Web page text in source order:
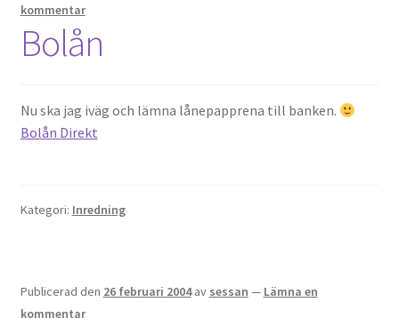
kommentar
Bolån
Nu ska jag iväg och lämna lånepapprena till banken.
Bolån Direkt
Kategori: Inredning
Publicerad den 26 februari 2004 av sessan — Lämna en
kommentar